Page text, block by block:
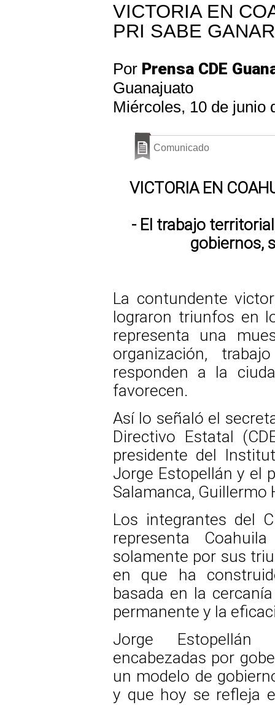
VICTORIA EN
PRI SABE GANAR
Por Prensa CDE
Guanajuato
Miércoles, 10 de junio
Comunicado
VICTORIA EN
- El trabajo
gobiernos,
La contundente
lograron triunfos en
representa una
organización,
responden a la
favorecen.
Así lo señaló el
Directivo Estatal
presidente del
Jorge Estopellán y el
Salamanca, Guillermo
Los integrantes del
representa
solamente por sus
en que ha
basada en la
permanente y la
Jorge Estopellán
encabezadas por
un modelo de
y que hoy se refleja